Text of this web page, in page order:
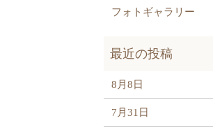
フォトギャラリー
8月8日
7月31日